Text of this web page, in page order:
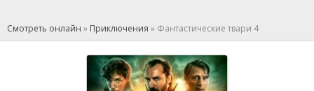
Смотреть онлайн » Приключения » Фантастические твари 4